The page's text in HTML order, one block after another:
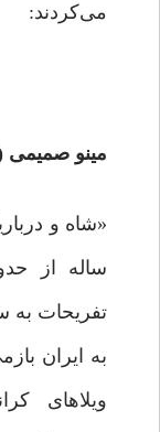
می‌کردند:
مینو
«شاه و
تفریحات به
به ایران
ویلاهای